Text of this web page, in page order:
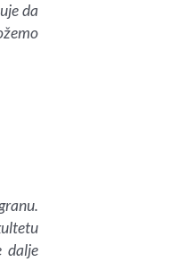
da
dalje